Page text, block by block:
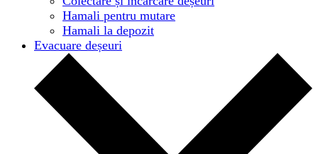
Hamali pentru mutare
Hamali la depozit
Evacuare deșeuri